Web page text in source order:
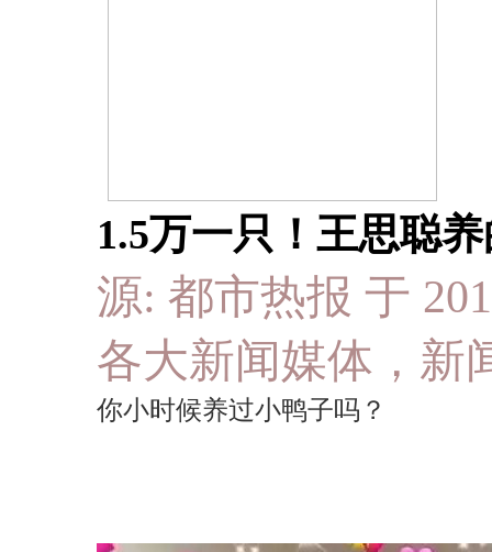
1.5万一只！王思聪
源: 都市热报 于
各大新闻媒体，新
你小时候养过小鸭子吗？